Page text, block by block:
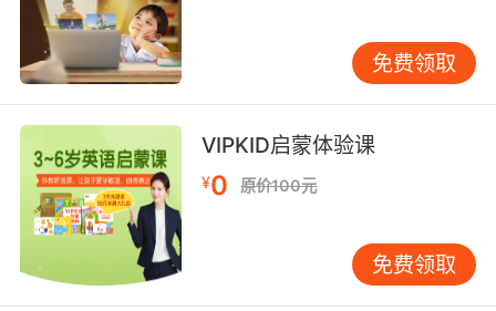
fixed capacitance 固定电容;
fixed hinge 固定铰链;
fixed pulse 固定脉冲;
fixed phrase 固定短语;
fixed nozzle 固定喷嘴;
fixed oscillator 固定频率振荡器;
fixed belay 固定保护栓;
fixed handle 固定柄;
fixed stay 固定撑条;
免费领取
VIPKID启蒙体验课
¥0 原价100元
免费领取